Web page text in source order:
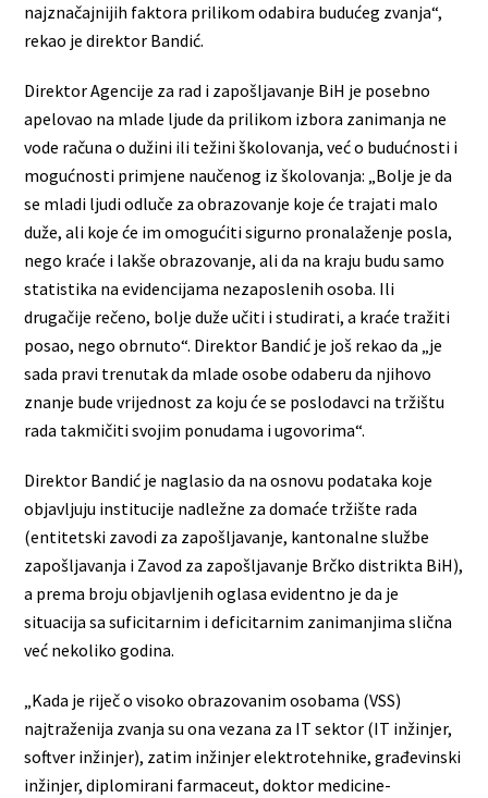
najznačajnijih faktora prilikom odabira budućeg zvanja“,
rekao je direktor Bandić.
Direktor Agencije za rad i zapošljavanje BiH je posebno
apelovao na mlade ljude da prilikom izbora zanimanja ne
vode računa o dužini ili težini školovanja, već o budućnosti i
mogućnosti primjene naučenog iz školovanja: „Bolje je da
se mladi ljudi odluče za obrazovanje koje će trajati malo
duže, ali koje će im omogućiti sigurno pronalaženje posla,
nego kraće i lakše obrazovanje, ali da na kraju budu samo
statistika na evidencijama nezaposlenih osoba. Ili
drugačije rečeno, bolje duže učiti i studirati, a kraće tražiti
posao, nego obrnuto“. Direktor Bandić je još rekao da „je
sada pravi trenutak da mlade osobe odaberu da njihovo
znanje bude vrijednost za koju će se poslodavci na tržištu
rada takmičiti svojim ponudama i ugovorima“.
Direktor Bandić je naglasio da na osnovu podataka koje
objavljuju institucije nadležne za domaće tržište rada
(entitetski zavodi za zapošljavanje, kantonalne službe
zapošljavanja i Zavod za zapošljavanje Brčko distrikta BiH),
a prema broju objavljenih oglasa evidentno je da je
situacija sa suficitarnim i deficitarnim zanimanjima slična
već nekoliko godina.
„Kada je riječ o visoko obrazovanim osobama (VSS)
najtraženija zvanja su ona vezana za IT sektor (IT inžinjer,
softver inžinjer), zatim inžinjer elektrotehnike, građevinski
inžinjer, diplomirani farmaceut, doktor medicine-